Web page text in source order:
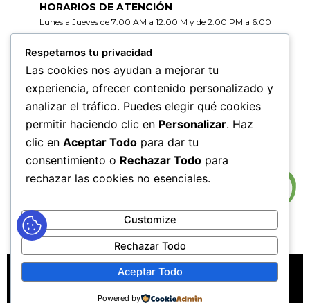
HORARIOS DE ATENCIÓN
Lunes a Jueves de 7:00 AM a 12:00 M y de 2:00 PM a 6:00
PM
Viernes de 7:00 AM a 12:00 M y de 2:00 PM a 5:00 PM
HORARIOS DE RADICACIÓN DE
CORRESPONDENCIA
Lunes a Jueves de 7:30 AM a 11:30 AM y de 2:00 PM a 5:00
PM
Viernes de 7:30 AM a 11:30 PM y de 2:00 PM a 4:00 PM
MAPA DEL SITIOPOLÍTICAS DE PRIVACIDAD
POLÍTICAS DE DERECHOS DE AUTOR
Respetamos tu privacidad
Las cookies nos ayudan a mejorar tu
experiencia, ofrecer contenido personalizado y
analizar el tráfico. Puedes elegir qué cookies
permitir haciendo clic en Personalizar. Haz
clic en Aceptar Todo para dar tu
consentimiento o Rechazar Todo para
rechazar las cookies no esenciales.
Customize
Rechazar Todo
Aceptar Todo
Powered by